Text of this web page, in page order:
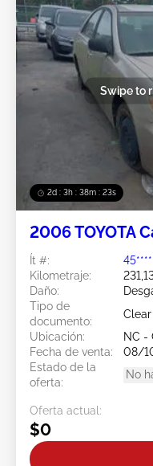
2d : 3h : 38m : 20s
Swipe to
2006 TOYOTA
Ít #:
Kilometraje:
Daño:
Tipo de
documento:
Ubicación:
NC -
Fecha de venta:
08/
Estado de la
oferta:
No
Oferta actual:
$0